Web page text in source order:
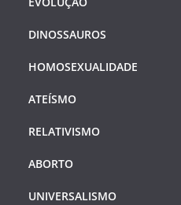
DINOSSAUROS
HOMOSEXUALIDADE
ATEÍSMO
RELATIVISMO
ABORTO
UNIVERSALISMO